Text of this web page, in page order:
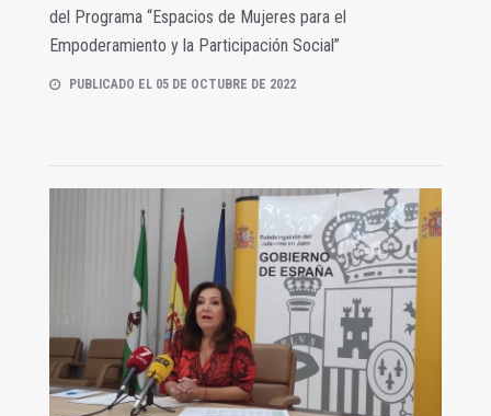
del Programa “Espacios de Mujeres para el
Empoderamiento y la Participación Social”
PUBLICADO EL 05 DE OCTUBRE DE 2022